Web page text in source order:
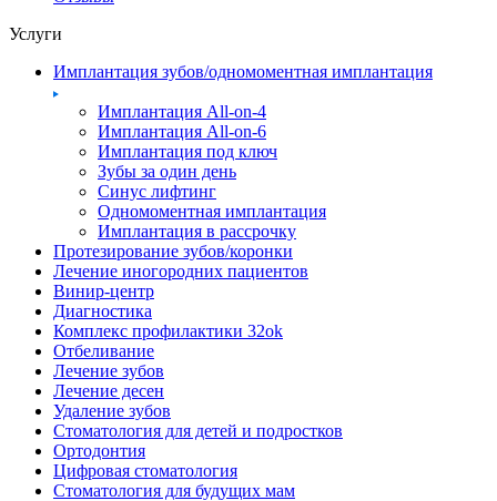
Услуги
Имплантация зубов/одномоментная имплантация
Имплантация All-on-4
Имплантация All-on-6
Имплантация под ключ
Зубы за один день
Синус лифтинг
Одномоментная имплантация
Имплантация в рассрочку
Протезирование зубов/коронки
Лечение иногородних пациентов
Винир-центр
Диагностика
Комплекс профилактики 32ok
Отбеливание
Лечение зубов
Лечение десен
Удаление зубов
Стоматология для детей и подростков
Ортодонтия
Цифровая стоматология
Стоматология для будущих мам